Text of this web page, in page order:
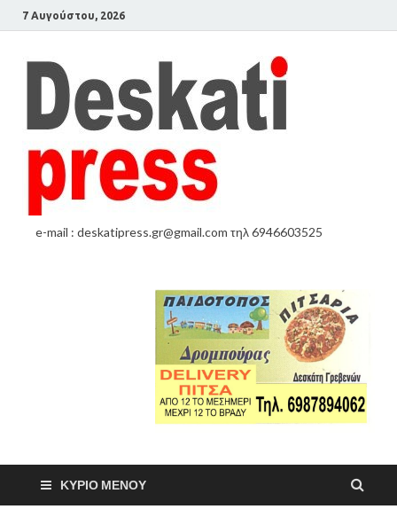
7 Αυγούστου, 2026
e-mail : deskatipress.gr@gmail.com τηλ 6946603525
ΚΎΡΙΟ ΜΕΝΟΎ